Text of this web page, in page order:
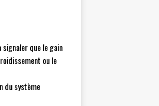
que le gain
ou le
du système